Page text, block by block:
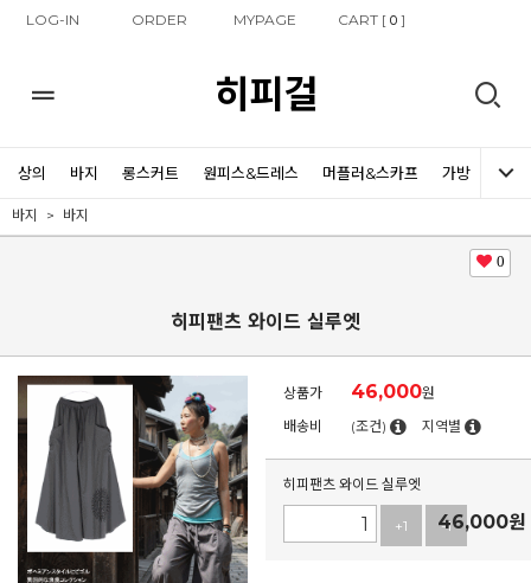
LOG-IN ORDER MYPAGE CART [0 ]
히피걸
상의 바지 롱스커트 원피스&드레스 머플러&스카프 가방 신발
바지 바지
0
히피팬츠 와이드 실루엣
상품가 46,000원
배송비
(조건) 지역별
히피팬츠 와이드 실루엣
+1 -1
46,000원